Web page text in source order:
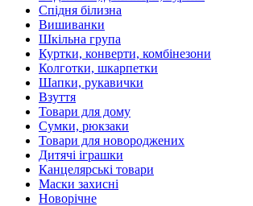
Спідня білизна
Вишиванки
Шкільна група
Куртки, конверти, комбінезони
Колготки, шкарпетки
Шапки, рукавички
Взуття
Товари для дому
Сумки, рюкзаки
Товари для новороджених
Дитячі іграшки
Канцелярські товари
Маски захисні
Новорічне